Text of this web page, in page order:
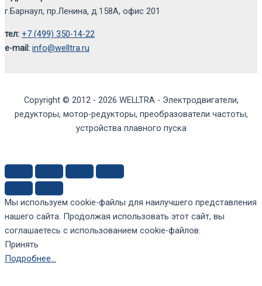
г.Барнаул, пр.Ленина, д.158А, офис 201
тел: +7 (499) 350-14-22
e-mail: info@welltra.ru
Copyright © 2012 - 2026 WELLTRA - Электродвигатели,
редукторы, мотор-редукторы, преобразователи частоты,
устройства плавного пуска
Мы используем cookie-файлы для наилучшего представления
нашего сайта. Продолжая использовать этот сайт, вы
соглашаетесь с использованием cookie-файлов.
Принять
Подробнее…